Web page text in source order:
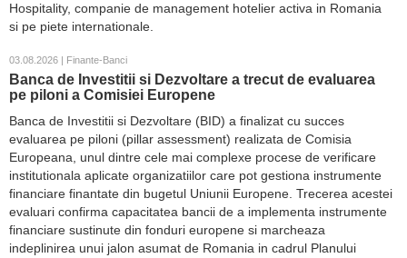
Hospitality, companie de management hotelier activa in Romania
si pe piete internationale.
03.08.2026 | Finante-Banci
Banca de Investitii si Dezvoltare a trecut de evaluarea
pe piloni a Comisiei Europene
Banca de Investitii si Dezvoltare (BID) a finalizat cu succes
evaluarea pe piloni (pillar assessment) realizata de Comisia
Europeana, unul dintre cele mai complexe procese de verificare
institutionala aplicate organizatiilor care pot gestiona instrumente
financiare finantate din bugetul Uniunii Europene. Trecerea acestei
evaluari confirma capacitatea bancii de a implementa instrumente
financiare sustinute din fonduri europene si marcheaza
indeplinirea unui jalon asumat de Romania in cadrul Planului